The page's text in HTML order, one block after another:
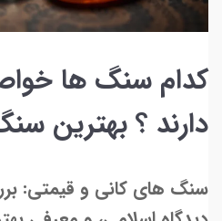
کدام سنگ ها
دارند ؟ بهترین
سنگ های کانی و قیمتی: